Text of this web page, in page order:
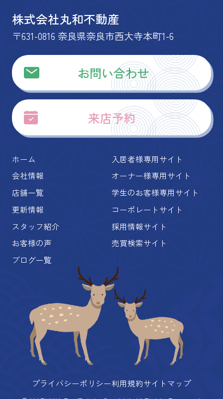
株式会社丸和不動産
〒631-0816 奈良県奈良市西大寺本町1-6
お問い合わせ
来店予約
ホーム
会社情報
店舗一覧
更新情報
スタッフ紹介
お客様の声
ブログ一覧
入居者様専用サイト
オーナー様専用サイト
学生のお客様専用サイト
コーポレートサイト
採用情報サイト
売買検索サイト
プライバシーポリシー利用規約サイトマップ